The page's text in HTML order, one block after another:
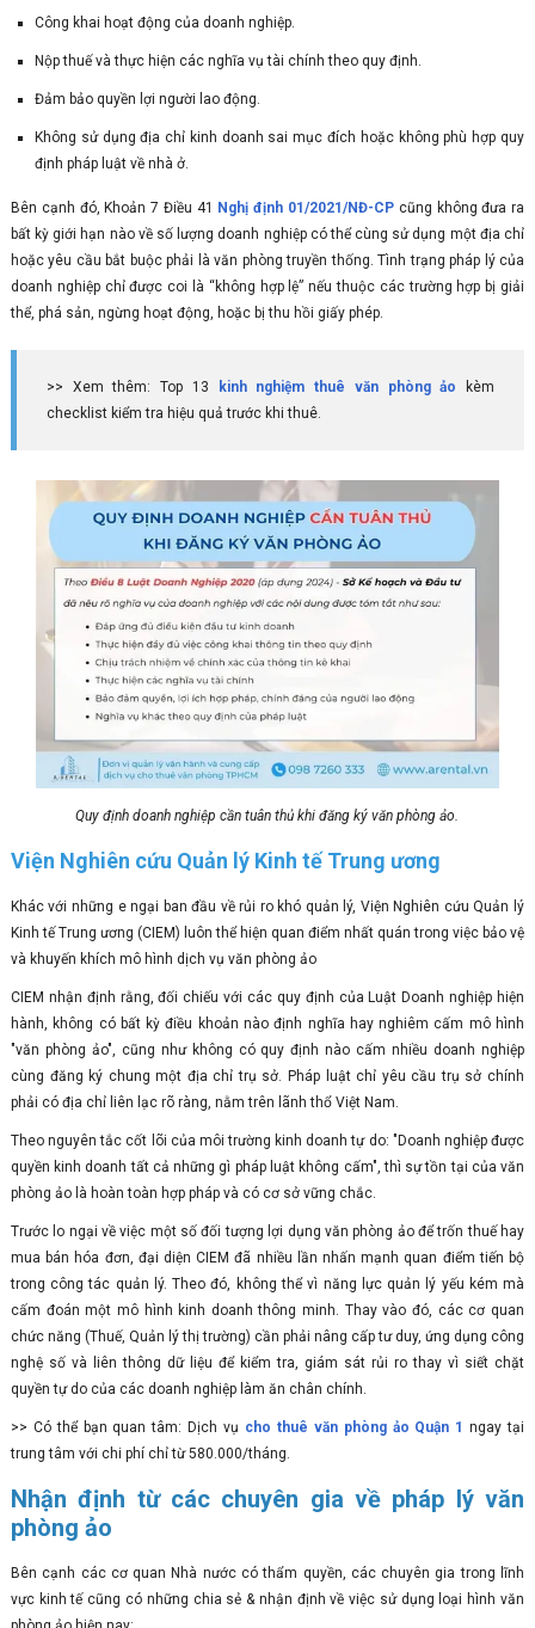
Công khai hoạt động của doanh nghiệp.
Nộp thuế và thực hiện các nghĩa vụ tài chính theo quy định.
Đảm bảo quyền lợi người lao động.
Không sử dụng địa chỉ kinh doanh sai mục đích hoặc không phù hợp quy
định pháp luật về nhà ở.
Bên cạnh đó, Khoản 7 Điều 41 Nghị định 01/2021/NĐ-CPcũng không đưa ra
bất kỳ giới hạn nào về số lượng doanh nghiệp có thể cùng sử dụng một địa chỉ
hoặc yêu cầu bắt buộc phải là văn phòng truyền thống. Tình trạng pháp lý của
doanh nghiệp chỉ được coi là “không hợp lệ” nếu thuộc các trường hợp bị giải
thể, phá sản, ngừng hoạt động, hoặc bị thu hồi giấy phép.
>> Xem thêm: Top 13 kinh nghiệm thuê văn phòng ảo kèm
checklist kiểm tra hiệu quả trước khi thuê.
Quy định doanh nghiệp cần tuân thủ khi đăng ký văn phòng ảo.
Viện Nghiên cứu Quản lý Kinh tế Trung ương
Khác với những e ngại ban đầu về rủi ro khó quản lý, Viện Nghiên cứu Quản lý
Kinh tế Trung ương (CIEM) luôn thể hiện quan điểm nhất quán trong việc bảo vệ
và khuyến khích mô hình dịch vụ văn phòng ảo
CIEM nhận định rằng, đối chiếu với các quy định của Luật Doanh nghiệp hiện
hành, không có bất kỳ điều khoản nào định nghĩa hay nghiêm cấm mô hình
"văn phòng ảo", cũng như không có quy định nào cấm nhiều doanh nghiệp
cùng đăng ký chung một địa chỉ trụ sở. Pháp luật chỉ yêu cầu trụ sở chính
phải có địa chỉ liên lạc rõ ràng, nằm trên lãnh thổ Việt Nam.
Theo nguyên tắc cốt lõi của môi trường kinh doanh tự do: "Doanh nghiệp được
quyền kinh doanh tất cả những gì pháp luật không cấm", thì sự tồn tại của văn
phòng ảo là hoàn toàn hợp pháp và có cơ sở vững chắc.
Trước lo ngại về việc một số đối tượng lợi dụng văn phòng ảo để trốn thuế hay
mua bán hóa đơn, đại diện CIEM đã nhiều lần nhấn mạnh quan điểm tiến bộ
trong công tác quản lý. Theo đó, không thể vì năng lực quản lý yếu kém mà
cấm đoán một mô hình kinh doanh thông minh. Thay vào đó, các cơ quan
chức năng (Thuế, Quản lý thị trường) cần phải nâng cấp tư duy, ứng dụng công
nghệ số và liên thông dữ liệu để kiểm tra, giám sát rủi ro thay vì siết chặt
quyền tự do của các doanh nghiệp làm ăn chân chính.
>> Có thể bạn quan tâm: Dịch vụ cho thuê văn phòng ảo Quận 1 ngay tại
trung tâm với chi phí chỉ từ 580.000/tháng.
Nhận định từ các chuyên gia về pháp lý văn
phòng ảo
Bên cạnh các cơ quan Nhà nước có thẩm quyền, các chuyên gia trong lĩnh
vực kinh tế cũng có những chia sẻ & nhận định về việc sử dụng loại hình văn